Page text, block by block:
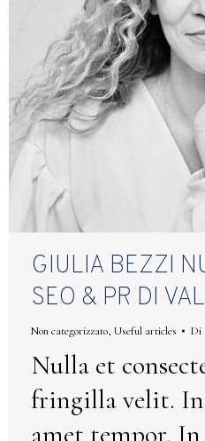
GIULIA BEZZI
SEO & PR DI
Non categorizzato, Useful articles Di
Nulla et
fringilla velit.
amet tempor.